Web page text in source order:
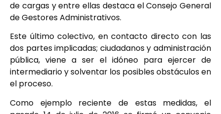
de cargas y entre ellas destaca el Consejo General
de Gestores Administrativos.
Este último colectivo, en contacto directo con las
dos partes implicadas; ciudadanos y administración
pública, viene a ser el idóneo para ejercer de
intermediario y solventar los posibles obstáculos en
el proceso.
Como ejemplo reciente de estas medidas, el